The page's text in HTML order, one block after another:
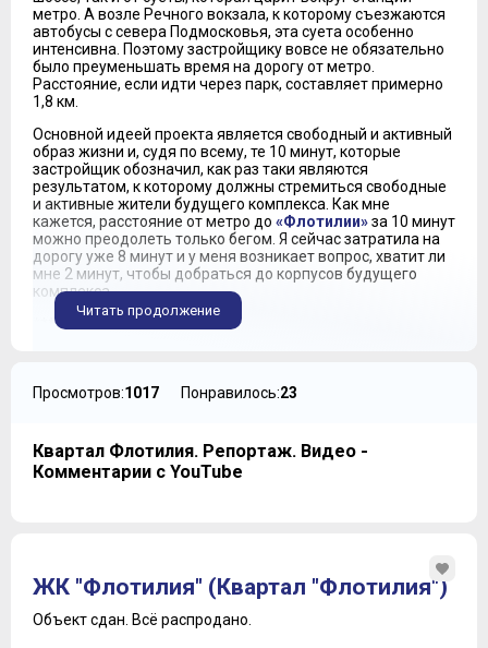
метро. А возле Речного вокзала, к которому съезжаются
автобусы с севера Подмосковья, эта суета особенно
интенсивна. Поэтому застройщику вовсе не обязательно
было преуменьшать время на дорогу от метро.
Расстояние, если идти через парк, составляет примерно
1,8 км.
Основной идеей проекта является свободный и активный
образ жизни и, судя по всему, те 10 минут, которые
застройщик обозначил, как раз таки являются
результатом, к которому должны стремиться свободные
и активные жители будущего комплекса. Как мне
кажется, расстояние от метро до «Флотилии»за 10 минут
можно преодолеть только бегом. Я сейчас затратила на
дорогу уже 8 минут и у меня возникает вопрос, хватит ли
мне 2 минут, чтобы добраться до корпусов будущего
комплекса.
***
средних этажей корпусов. В парке созданы все условия
развлечений с цирком Шапито.
Итого прогулка по парку заняла 15 минут. Еще минуты 3
эти лучше, потому что их 4, целая флотилия.
***
Читать продолжение
Просмотров:1017 Понравилось:23
Квартал Флотилия. Репортаж. Видео -
Комментарии с YouTube
ЖК "Флотилия" (Квартал "Флотилия")
Объект сдан. Всё распродано.